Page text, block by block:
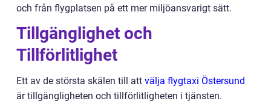
och från flygplatsen på ett mer miljöansvarigt sätt.
Tillgänglighet och
Tillförlitlighet
Ett av de största skälen till att välja flygtaxi Östersund
är tillgängligheten och tillförlitligheten i tjänsten.